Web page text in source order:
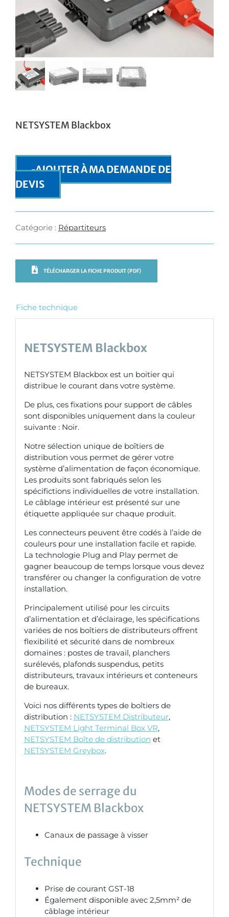
NETSYSTEM Blackbox
AJOUTER À MA DEMANDE DE
DEVIS
Catégorie : Répartiteurs
TÉLÉCHARGER LA FICHE PRODUIT (PDF)
Fiche technique
NETSYSTEM Blackbox
NETSYSTEM Blackbox est un boitier qui
distribue le courant dans votre système.
De plus, ces fixations pour support de câbles
sont disponibles uniquement dans la couleur
suivante : Noir.
Notre sélection unique de boîtiers de
distribution vous permet de gérer votre
système d’alimentation de façon économique.
Les produits sont fabriqués selon les
spécifictions individuelles de votre installation.
Le câblage intérieur est présenté sur une
étiquette appliquée sur chaque produit.
Les connecteurs peuvent être codés à l’aide de
couleurs pour une installation facile et rapide.
La technologie Plug and Play permet de
gagner beaucoup de temps lorsque vous devez
transférer ou changer la configuration de votre
installation.
Principalement utilisé pour les circuits
d’alimentation et d’éclairage, les spécifications
variées de nos boîtiers de distributeurs offrent
flexibilité et sécurité dans de nombreux
domaines : postes de travail, planchers
surélevés, plafonds suspendus, petits
distributeurs, travaux intérieurs et conteneurs
de bureaux.
Voici nos différents types de boîtiers de
distribution : NETSYSTEM Distributeur,
NETSYSTEM Light Terminal Box VR,
NETSYSTEM Boîte de distribution et
NETSYSTEM Greybox.
Modes de serrage du
NETSYSTEM Blackbox
Canaux de passage à visser
Technique
Prise de courant GST-18
Également disponible avec 2,5mm² de
câblage intérieur